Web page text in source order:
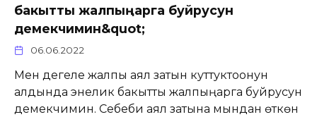
бакытты жалпыңарга буйрусун
демекчимин&quot;
06.06.2022
Мен дегеле жалпы аял затын куттуктоонун
алдында энелик бакытты жалпыңарга буйрусун
демекчимин. Себеби аял затына мындан өткөн